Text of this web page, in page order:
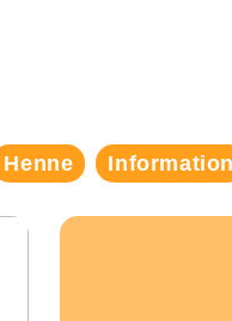
Henne Information